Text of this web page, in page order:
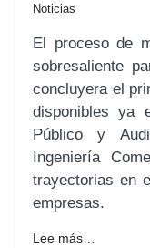
Noticias
El proceso de
sobresaliente
concluyera el
disponibles ya
Público y
Ingeniería
trayectorias en
empresas.
Lee más…